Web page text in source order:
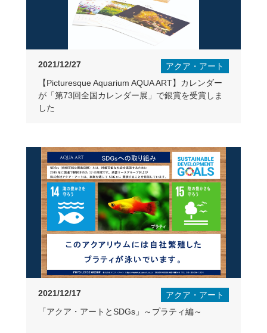
2021/12/27
アクア・アート
【Picturesque Aquarium AQUA ART】カレンダー
が「第73回全国カレンダー展」で銀賞を受賞しま
した
2021/12/17
アクア・アート
「アクア・アートとSDGs」～プラティ編～